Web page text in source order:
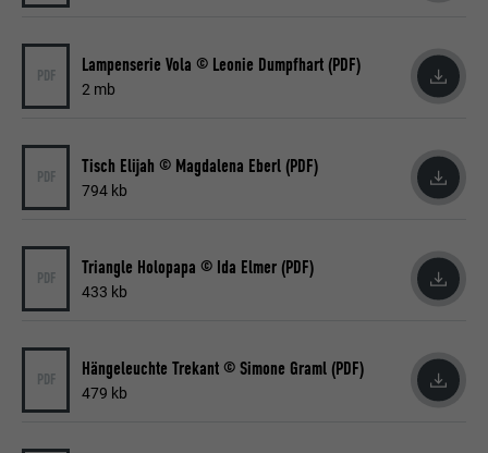
PDF Lampenserie Vola © Leonie Dumpfhart (PDF)
2 mb
PDF Tisch Elijah © Magdalena Eberl (PDF)
794 kb
PDF Triangle Holopapa © Ida Elmer (PDF)
433 kb
PDF Hängeleuchte Trekant © Simone Graml (PDF)
479 kb